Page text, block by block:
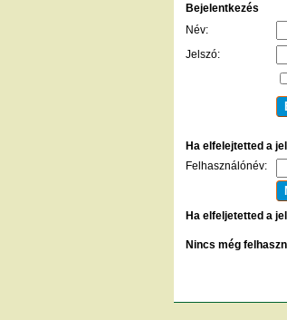
Bejelentkezés
Név:
Jelszó:
Ha elfelejtetted a
Felhasználónév:
Ha elfeljetetted a
Nincs még